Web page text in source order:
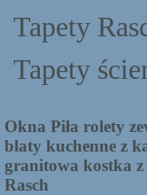
Tapety
Tapety
Okna Piła rolety
blaty kuchenne z
granitowa kostka z
Rasch